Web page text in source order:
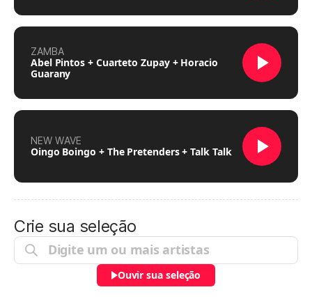
ZAMBA
Abel Pintos + Cuarteto Zupay + Horacio
Guarany
NEW WAVE
Oingo Boingo + The Pretenders + Talk Talk
Crie sua seleção
Ouvir sua seleção